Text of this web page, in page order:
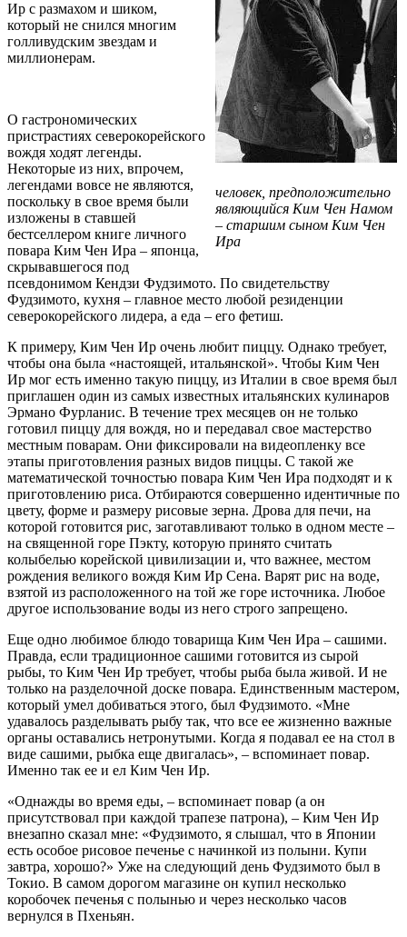
человек, предположительно
являющийся Ким Чен Намом
– старшим сыном Ким Чен
Ира
Ир с размахом и шиком,
который не снился многим
голливудским звездам и
миллионерам.
О гастрономических
пристрастиях северокорейского
вождя ходят легенды.
Некоторые из них, впрочем,
легендами вовсе не являются,
поскольку в свое время были
изложены в ставшей
бестселлером книге личного
повара Ким Чен Ира – японца,
скрывавшегося под
псевдонимом Кендзи Фудзимото. По свидетельству
Фудзимото, кухня – главное место любой резиденции
северокорейского лидера, а еда – его фетиш.
К примеру, Ким Чен Ир очень любит пиццу. Однако требует,
чтобы она была «настоящей, итальянской». Чтобы Ким Чен
Ир мог есть именно такую пиццу, из Италии в свое время был
приглашен один из самых известных итальянских кулинаров
Эрмано Фурланис. В течение трех месяцев он не только
готовил пиццу для вождя, но и передавал свое мастерство
местным поварам. Они фиксировали на видеопленку все
этапы приготовления разных видов пиццы. С такой же
математической точностью повара Ким Чен Ира подходят и к
приготовлению риса. Отбираются совершенно идентичные по
цвету, форме и размеру рисовые зерна. Дрова для печи, на
которой готовится рис, заготавливают только в одном месте –
на священной горе Пэкту, которую принято считать
колыбелью корейской цивилизации и, что важнее, местом
рождения великого вождя Ким Ир Сена. Варят рис на воде,
взятой из расположенного на той же горе источника. Любое
другое использование воды из него строго запрещено.
Еще одно любимое блюдо товарища Ким Чен Ира – сашими.
Правда, если традиционное сашими готовится из сырой
рыбы, то Ким Чен Ир требует, чтобы рыба была живой. И не
только на разделочной доске повара. Единственным мастером,
который умел добиваться этого, был Фудзимото. «Мне
удавалось разделывать рыбу так, что все ее жизненно важные
органы оставались нетронутыми. Когда я подавал ее на стол в
виде сашими, рыбка еще двигалась», – вспоминает повар.
Именно так ее и ел Ким Чен Ир.
«Однажды во время еды, – вспоминает повар (а он
присутствовал при каждой трапезе патрона), – Ким Чен Ир
внезапно сказал мне: «Фудзимото, я слышал, что в Японии
есть особое рисовое печенье с начинкой из полыни. Купи
завтра, хорошо?» Уже на следующий день Фудзимото был в
Токио. В самом дорогом магазине он купил несколько
коробочек печенья с полынью и через несколько часов
вернулся в Пхеньян.